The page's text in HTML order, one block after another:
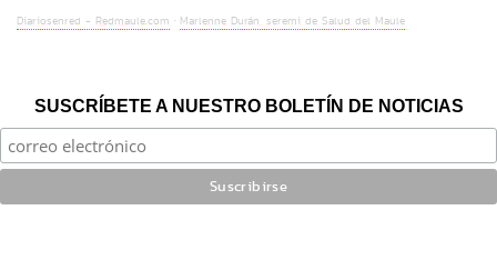
Diariosenred - Redmaule.com · Marlenne Durán, seremi de Salud del Maule
SUSCRÍBETE A NUESTRO BOLETÍN DE NOTICIAS